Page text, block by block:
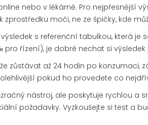
nebo v lékárně. Pro nejpřesnější
moči, ne ze špičky, kde
s referenční tabulkou, která je
řízení), je dobré nechat si
zůstávat až 24 hodin po konzumaci,
pokud ho provedete co
nástroj, ale poskytuje rychlou a
požadavky. Vyzkoušejte si test a